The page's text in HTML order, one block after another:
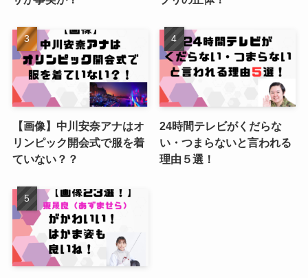
【画像】中川安奈アナはオ
リンピック開会式で服を着
ていない？？
24時間テレビがくだらな
い・つまらないと言われる
理由５選！